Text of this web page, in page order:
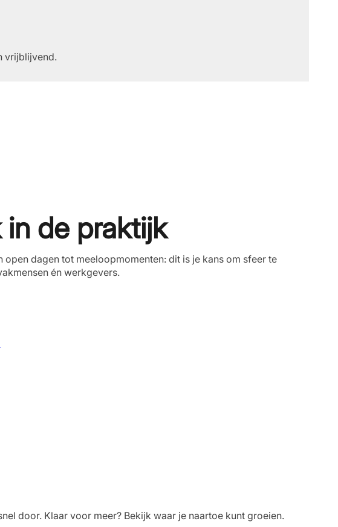
vrijblijvend.
de praktijk
dagen tot meeloopmomenten: dit is je kans om sfeer te
én werkgevers.
door. Klaar voor meer? Bekijk waar je naartoe kunt groeien.